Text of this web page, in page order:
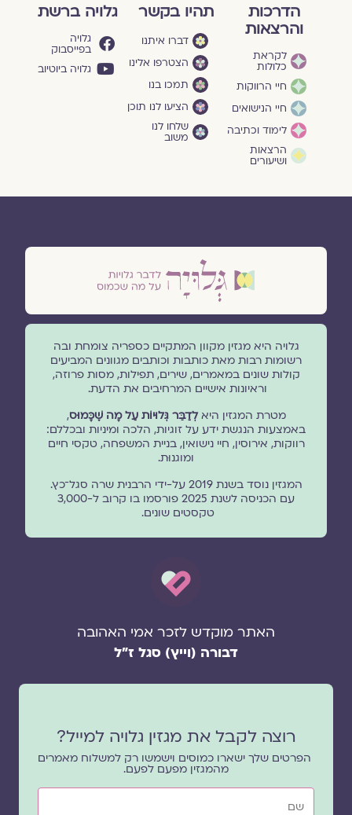
הדרכות
והרצאות
לקראת
כלולות
חיי הרווקות
חיי הנישואים
לימוד וכתיבה
הרצאות
ושיעורים
תהיו בקשר
דברו איתנו
הצטרפו אלינו
תמכו בנו
הציעו לנו תוכן
שלחו לנו
משוב
גלויה ברשת
גלויה
בפייסבוק
גלויה ביוטיוב
גלויה היא מגזין מקוון המתקיים כספריה צומחת ובה
רשומות רבות מאת כותבות וכותבים מגוונים המביעים
קולות שונים במאמרים, שירים, תפילות, מסות פרוזה,
וראיונות אישיים המרחיבים את הדעת.
מטרת המגזין היאלְדַבֵּר גְּלוּיוֹת עַל מָה שֶׁכָּמוּס,
באמצעות הנגשת ידע על זוגיות, הלכה ומיניות ובכללם:
רווקות, אירוסין, חיי נישואין, בניית המשפחה, טקסי חיים
ומוגנוּת.
המגזין נוסד בשנת 2019 על-ידי הרבנית שרה סגל־כץ.
עם הכניסה לשנת 2025 פורסמו בו קרוב ל-3,000
טקסטים שונים.
האתר מוקדש לזכר אמי האהובה
דבורה (וייץ) סגל ז"ל
רוצה לקבל את מגזין גלויה למייל?
הפרטים שלך ישארו כמוסים וישמשו רק למשלוח מאמרים
מהמגזין מפעם לפעם.
שם